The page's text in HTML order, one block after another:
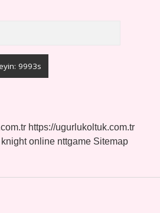
https://ugurlukoltuk.com.tr
knight online nttgame Sitemap